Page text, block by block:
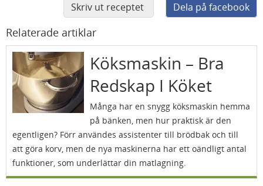
Skriv ut receptet Dela på facebook
Relaterade artiklar
Köksmaskin – Bra
Redskap I Köket
Många har en snygg köksmaskin hemma
på bänken, men hur praktisk är den
egentligen? Förr användes assistenter till brödbak och till
att göra korv, men de nya maskinerna har ett oändligt antal
funktioner, som underlättar din matlagning.